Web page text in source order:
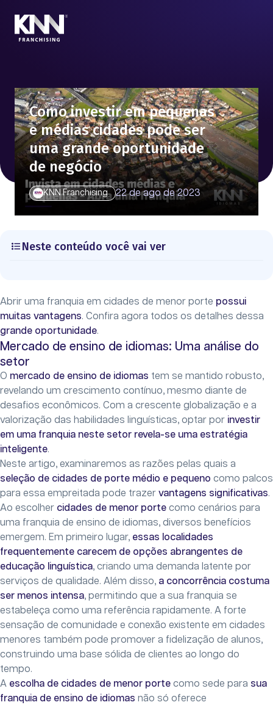
Como investir em pequenas
e médias cidades pode ser
uma grande oportunidade
de negócio
KNN Franchising 22 de ago de 2023
Neste conteúdo você vai ver
Abrir uma franquia em cidades de menor porte possui
muitas vantagens. Confira agora todos os detalhes dessa
grande oportunidade.
Mercado de ensino de idiomas: Uma análise do
setor
O mercado de ensino de idiomas tem se mantido robusto,
revelando um crescimento contínuo, mesmo diante de
desafios econômicos. Com a crescente globalização e a
valorização das habilidades linguísticas, optar por investir
em uma franquia neste setor revela-se uma estratégia
inteligente.
Neste artigo, examinaremos as razões pelas quais a
seleção de cidades de porte médio e pequeno como palcos
para essa empreitada pode trazer vantagens significativas.
Ao escolher cidades de menor porte como cenários para
uma franquia de ensino de idiomas, diversos benefícios
emergem. Em primeiro lugar, essas localidades
frequentemente carecem de opções abrangentes de
educação linguística, criando uma demanda latente por
serviços de qualidade. Além disso, a concorrência costuma
ser menos intensa, permitindo que a sua franquia se
estabeleça como uma referência rapidamente. A forte
sensação de comunidade e conexão existente em cidades
menores também pode promover a fidelização de alunos,
construindo uma base sólida de clientes ao longo do
tempo.
A escolha de cidades de menor porte como sede para sua
franquia de ensino de idiomas não só oferece